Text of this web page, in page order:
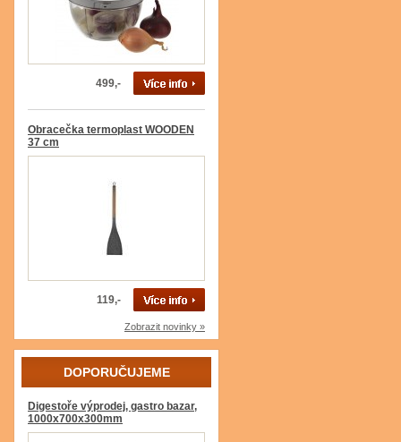
499,-
Obracečka termoplast WOODEN
37 cm
119,-
Zobrazit novinky »
DOPORUČUJEME
Digestoře výprodej, gastro bazar,
1000x700x300mm